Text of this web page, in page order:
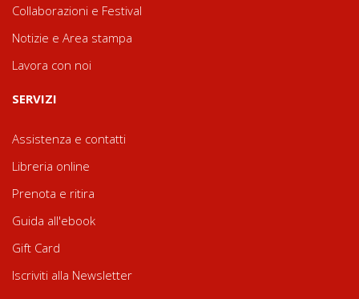
Collaborazioni e Festival
Notizie e Area stampa
Lavora con noi
SERVIZI
Assistenza e contatti
Libreria online
Prenota e ritira
Guida all'ebook
Gift Card
Iscriviti alla Newsletter